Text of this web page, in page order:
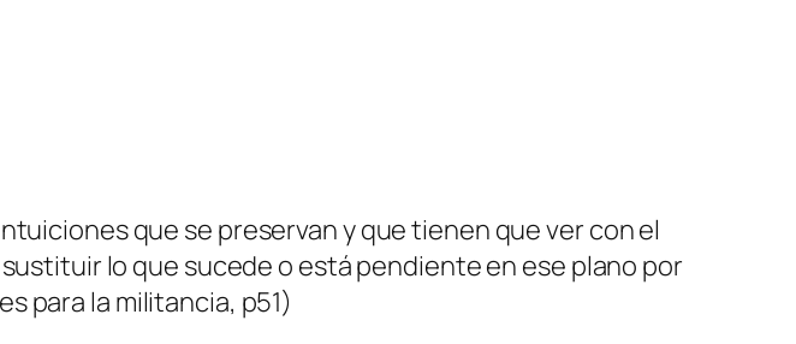
que se preservan y que tienen que ver con el
lo que sucede o está pendiente en ese plano por
para la militancia, p51)